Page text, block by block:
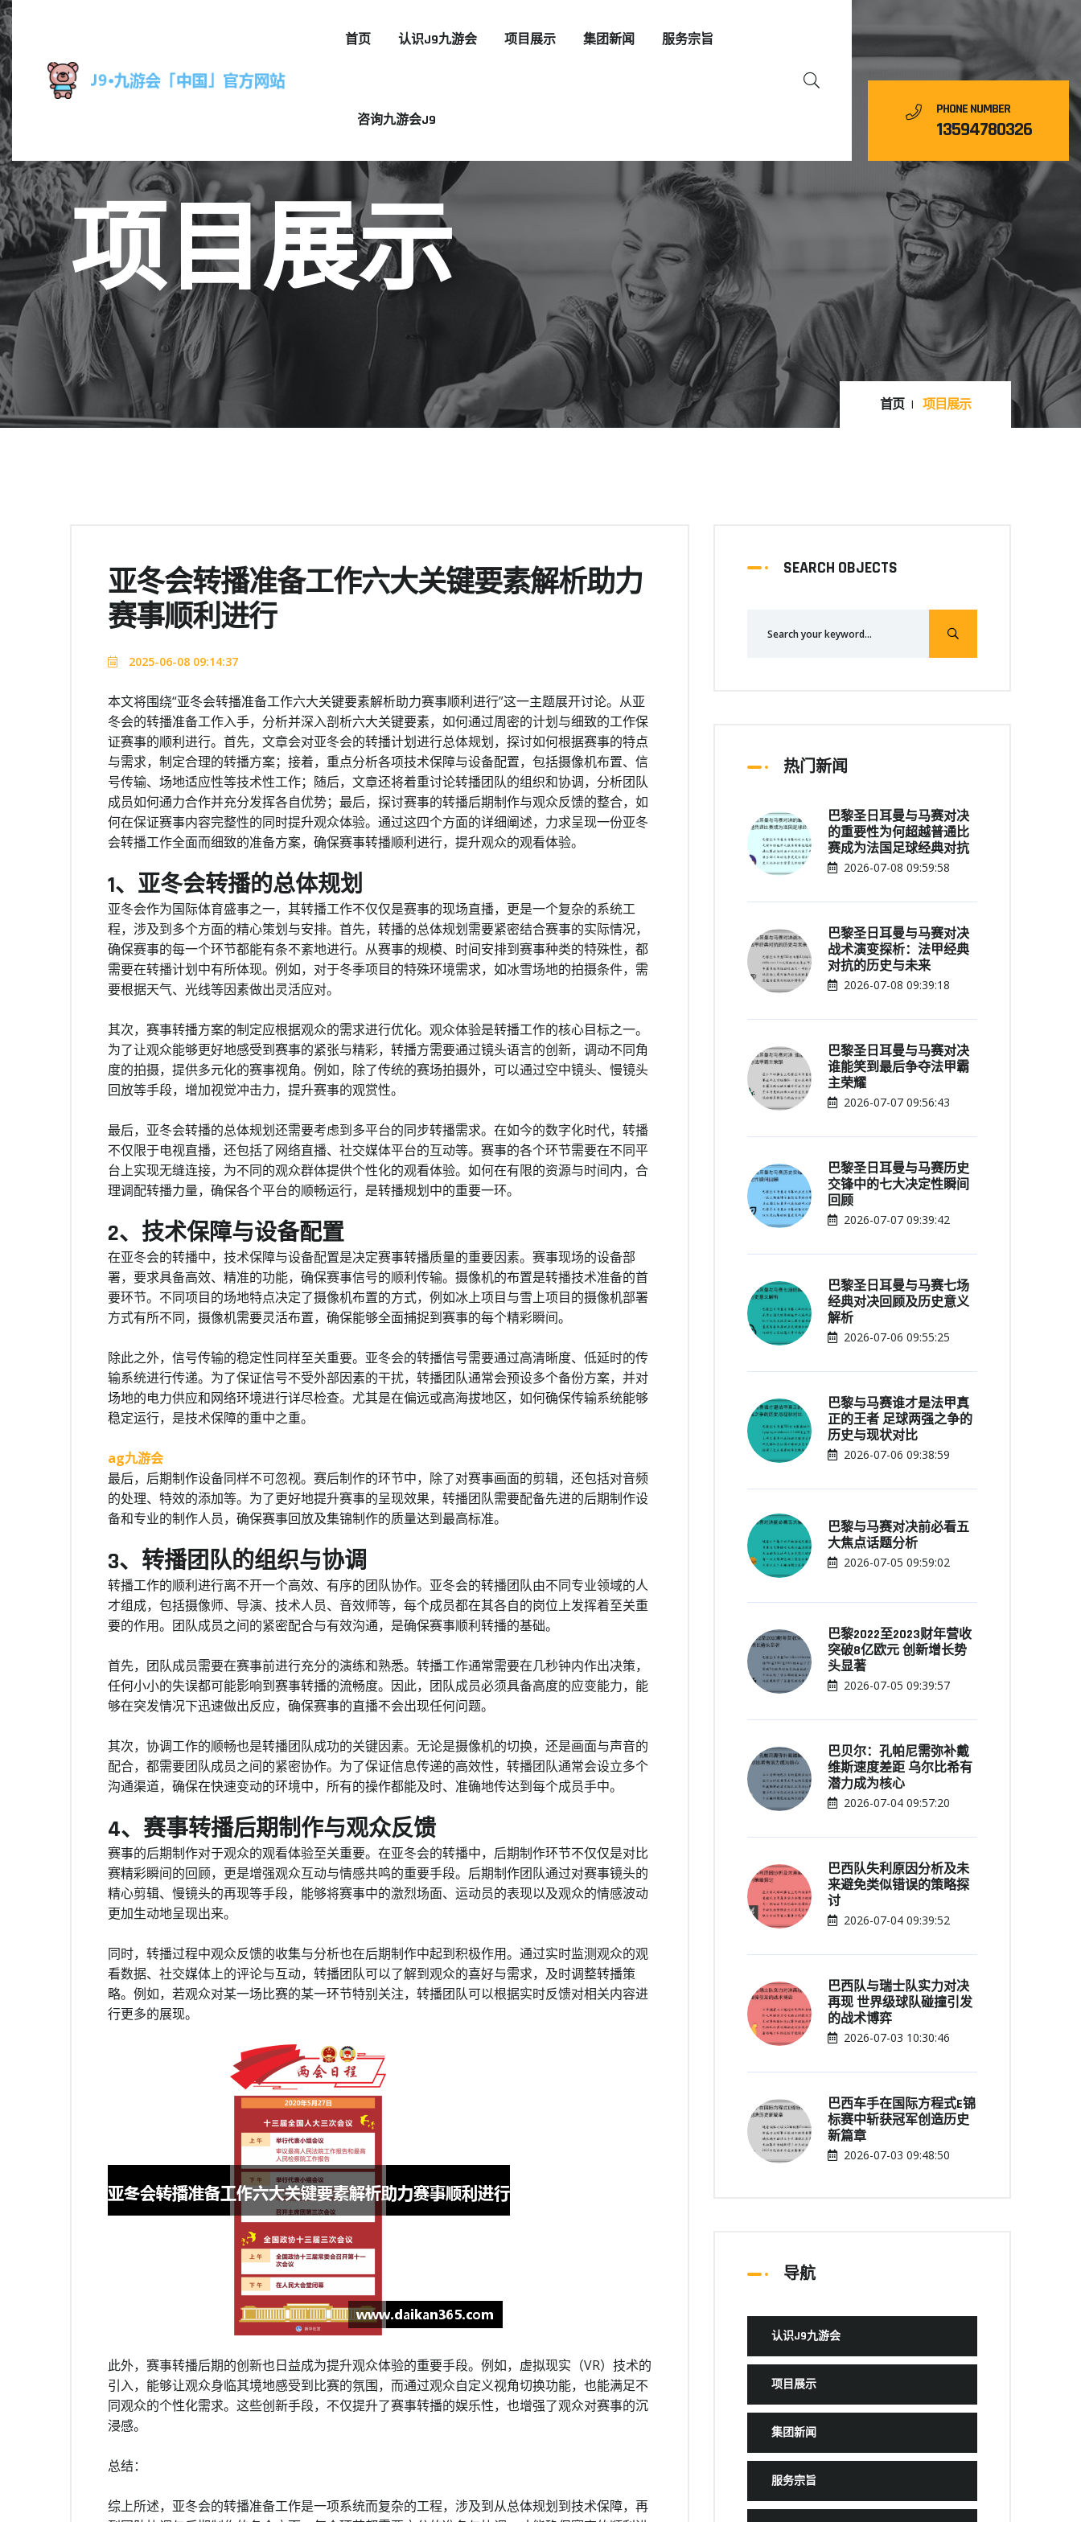
首页 认识J9九游会 项目展示 集团新闻 服务宗旨
咨询九游会J9
PHONE NUMBER
13594780326
项目展示
首页 项目展示
亚冬会转播准备工作六大关键要素解析助力
赛事顺利进行
2025-06-08 09:14:37
本文将围绕“亚冬会转播准备工作六大关键要素解析助力赛事顺利进行”这一主题展开讨论。从亚
冬会的转播准备工作入手，分析并深入剖析六大关键要素，如何通过周密的计划与细致的工作保
证赛事的顺利进行。首先，文章会对亚冬会的转播计划进行总体规划，探讨如何根据赛事的特点
与需求，制定合理的转播方案；接着，重点分析各项技术保障与设备配置，包括摄像机布置、信
号传输、场地适应性等技术性工作；随后，文章还将着重讨论转播团队的组织和协调，分析团队
成员如何通力合作并充分发挥各自优势；最后，探讨赛事的转播后期制作与观众反馈的整合，如
何在保证赛事内容完整性的同时提升观众体验。通过这四个方面的详细阐述，力求呈现一份亚冬
会转播工作全面而细致的准备方案，确保赛事转播顺利进行，提升观众的观看体验。
1、亚冬会转播的总体规划
亚冬会作为国际体育盛事之一，其转播工作不仅仅是赛事的现场直播，更是一个复杂的系统工
程，涉及到多个方面的精心策划与安排。首先，转播的总体规划需要紧密结合赛事的实际情况，
确保赛事的每一个环节都能有条不紊地进行。从赛事的规模、时间安排到赛事种类的特殊性，都
需要在转播计划中有所体现。例如，对于冬季项目的特殊环境需求，如冰雪场地的拍摄条件，需
要根据天气、光线等因素做出灵活应对。
其次，赛事转播方案的制定应根据观众的需求进行优化。观众体验是转播工作的核心目标之一。
为了让观众能够更好地感受到赛事的紧张与精彩，转播方需要通过镜头语言的创新，调动不同角
度的拍摄，提供多元化的赛事视角。例如，除了传统的赛场拍摄外，可以通过空中镜头、慢镜头
回放等手段，增加视觉冲击力，提升赛事的观赏性。
最后，亚冬会转播的总体规划还需要考虑到多平台的同步转播需求。在如今的数字化时代，转播
不仅限于电视直播，还包括了网络直播、社交媒体平台的互动等。赛事的各个环节需要在不同平
台上实现无缝连接，为不同的观众群体提供个性化的观看体验。如何在有限的资源与时间内，合
理调配转播力量，确保各个平台的顺畅运行，是转播规划中的重要一环。
2、技术保障与设备配置
在亚冬会的转播中，技术保障与设备配置是决定赛事转播质量的重要因素。赛事现场的设备部
署，要求具备高效、精准的功能，确保赛事信号的顺利传输。摄像机的布置是转播技术准备的首
要环节。不同项目的场地特点决定了摄像机布置的方式，例如冰上项目与雪上项目的摄像机部署
方式有所不同，摄像机需要灵活布置，确保能够全面捕捉到赛事的每个精彩瞬间。
除此之外，信号传输的稳定性同样至关重要。亚冬会的转播信号需要通过高清晰度、低延时的传
输系统进行传递。为了保证信号不受外部因素的干扰，转播团队通常会预设多个备份方案，并对
场地的电力供应和网络环境进行详尽检查。尤其是在偏远或高海拔地区，如何确保传输系统能够
稳定运行，是技术保障的重中之重。
ag九游会
最后，后期制作设备同样不可忽视。赛后制作的环节中，除了对赛事画面的剪辑，还包括对音频
的处理、特效的添加等。为了更好地提升赛事的呈现效果，转播团队需要配备先进的后期制作设
备和专业的制作人员，确保赛事回放及集锦制作的质量达到最高标准。
3、转播团队的组织与协调
转播工作的顺利进行离不开一个高效、有序的团队协作。亚冬会的转播团队由不同专业领域的人
才组成，包括摄像师、导演、技术人员、音效师等，每个成员都在其各自的岗位上发挥着至关重
要的作用。团队成员之间的紧密配合与有效沟通，是确保赛事顺利转播的基础。
首先，团队成员需要在赛事前进行充分的演练和熟悉。转播工作通常需要在几秒钟内作出决策，
任何小小的失误都可能影响到赛事转播的流畅度。因此，团队成员必须具备高度的应变能力，能
够在突发情况下迅速做出反应，确保赛事的直播不会出现任何问题。
其次，协调工作的顺畅也是转播团队成功的关键因素。无论是摄像机的切换，还是画面与声音的
配合，都需要团队成员之间的紧密协作。为了保证信息传递的高效性，转播团队通常会设立多个
沟通渠道，确保在快速变动的环境中，所有的操作都能及时、准确地传达到每个成员手中。
4、赛事转播后期制作与观众反馈
赛事的后期制作对于观众的观看体验至关重要。在亚冬会的转播中，后期制作环节不仅仅是对比
赛精彩瞬间的回顾，更是增强观众互动与情感共鸣的重要手段。后期制作团队通过对赛事镜头的
精心剪辑、慢镜头的再现等手段，能够将赛事中的激烈场面、运动员的表现以及观众的情感波动
更加生动地呈现出来。
同时，转播过程中观众反馈的收集与分析也在后期制作中起到积极作用。通过实时监测观众的观
看数据、社交媒体上的评论与互动，转播团队可以了解到观众的喜好与需求，及时调整转播策
略。例如，若观众对某一场比赛的某一环节特别关注，转播团队可以根据实时反馈对相关内容进
行更多的展现。
此外，赛事转播后期的创新也日益成为提升观众体验的重要手段。例如，虚拟现实（VR）技术的
引入，能够让观众身临其境地感受到比赛的氛围，而通过观众自定义视角切换功能，也能满足不
同观众的个性化需求。这些创新手段，不仅提升了赛事转播的娱乐性，也增强了观众对赛事的沉
浸感。
总结：
综上所述，亚冬会的转播准备工作是一项系统而复杂的工程，涉及到从总体规划到技术保障，再
SEARCH OBJECTS
热门新闻
巴黎圣日耳曼与马赛对决
的重要性为何超越普通比
赛成为法国足球经典对抗
2026-07-08 09:59:58
巴黎圣日耳曼与马赛对决
战术演变探析：法甲经典
对抗的历史与未来
2026-07-08 09:39:18
巴黎圣日耳曼与马赛对决
谁能笑到最后争夺法甲霸
主荣耀
2026-07-07 09:56:43
巴黎圣日耳曼与马赛历史
交锋中的七大决定性瞬间
回顾
2026-07-07 09:39:42
巴黎圣日耳曼与马赛七场
经典对决回顾及历史意义
解析
2026-07-06 09:55:25
巴黎与马赛谁才是法甲真
正的王者 足球两强之争的
历史与现状对比
2026-07-06 09:38:59
巴黎与马赛对决前必看五
大焦点话题分析
2026-07-05 09:59:02
巴黎2022至2023财年营收
突破8亿欧元 创新增长势
头显著
2026-07-05 09:39:57
巴贝尔：孔帕尼需弥补戴
维斯速度差距 乌尔比希有
潜力成为核心
2026-07-04 09:57:20
巴西队失利原因分析及未
来避免类似错误的策略探
讨
2026-07-04 09:39:52
巴西队与瑞士队实力对决
再现 世界级球队碰撞引发
的战术博弈
2026-07-03 10:30:46
巴西车手在国际方程式E锦
标赛中斩获冠军创造历史
新篇章
2026-07-03 09:48:50
导航
认识J9九游会
项目展示
集团新闻
服务宗旨